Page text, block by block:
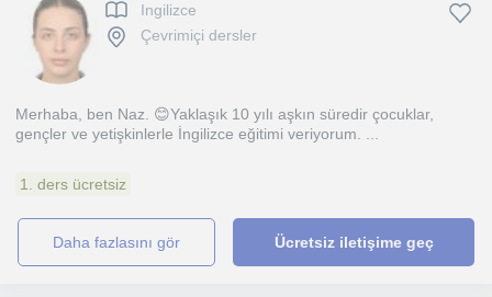
Ingilizce
Çevrimiçi dersler
Merhaba, ben Naz. 😊Yaklaşık 10 yılı aşkın süredir çocuklar,
gençler ve yetişkinlerle İngilizce eğitimi veriyorum. ...
1. ders ücretsiz
daha fazlasını gör Ücretsiz iletişime geç